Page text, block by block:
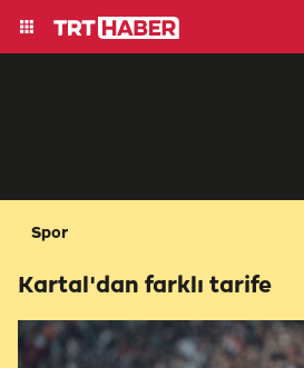
Spor
Kartal'dan farklı tarife